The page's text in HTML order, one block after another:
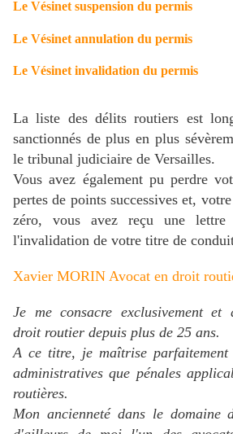
Le Vésinet suspension du permis
Le Vésinet annulation du permis
Le Vésinet invalidation du permis
La liste des délits routiers est
sanctionnés de plus en plus
le tribunal judiciaire de Versailles.
Vous avez également pu perdre
pertes de points successives et,
zéro, vous avez reçu une lettre
l'invalidation de votre titre de
Xavier MORIN Avocat en droit
Je me consacre exclusivement et
droit routier depuis plus de 25 ans.
A ce titre, je maîtrise parfaitement
administratives que pénales
routières.
Mon ancienneté dans le